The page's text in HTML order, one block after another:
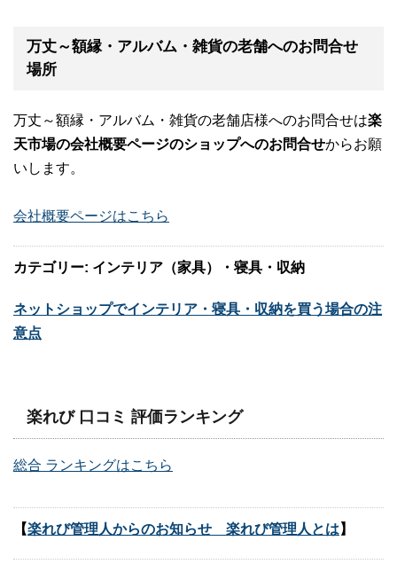
万丈～額縁・アルバム・雑貨の老舗へのお問合せ
場所
万丈～額縁・アルバム・雑貨の老舗店様へのお問合せは楽
天市場の会社概要ページのショップへのお問合せからお願
いします。
会社概要ページはこちら
カテゴリー: インテリア（家具）・寝具・収納
ネットショップでインテリア・寝具・収納を買う場合の注
意点
楽れび 口コミ 評価ランキング
総合 ランキングはこちら
【楽れび管理人からのお知らせ 楽れび管理人とは 】